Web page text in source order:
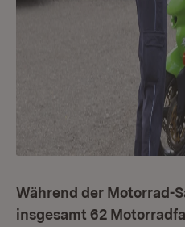
Während der Motorrad-
insgesamt 62